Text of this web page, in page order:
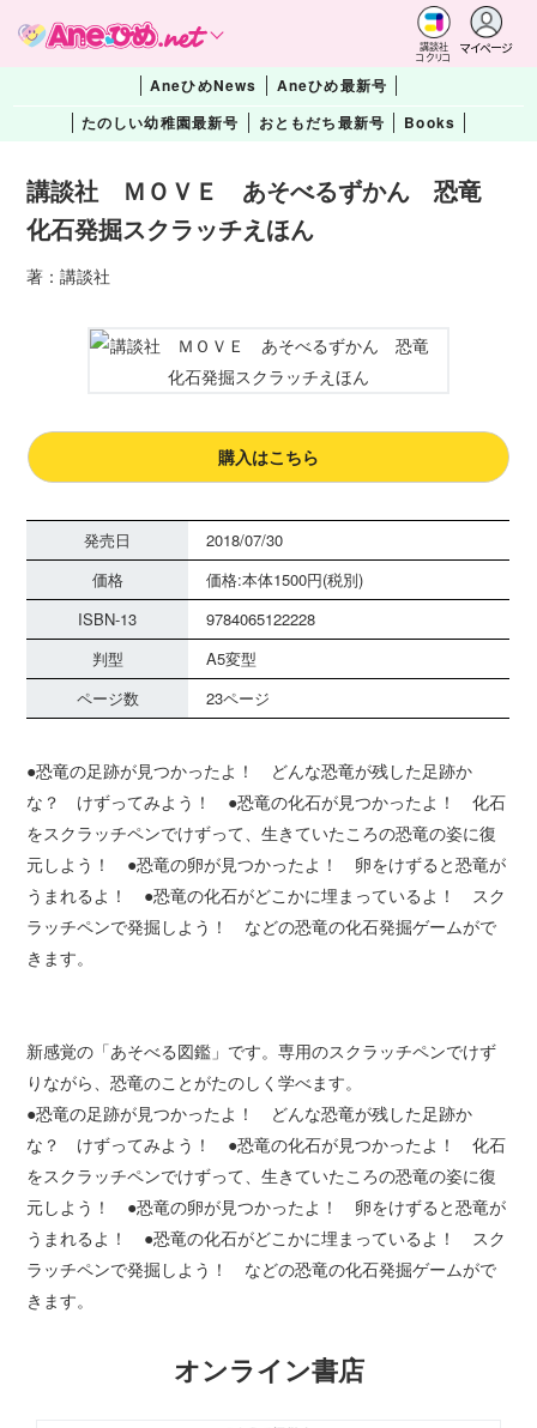
講談社
コクリコ
マイページ
AneひめNews
Aneひめ最新号
たのしい幼稚園最新号
おともだち最新号 Books
講談社 ＭＯＶＥ あそべるずかん 恐竜
化石発掘スクラッチえほん
著：講談社
購入はこちら
発売日
2018/07/30
価格
価格:本体1500円(税別)
ISBN-13
9784065122228
判型
A5変型
ページ数
23ページ
●恐竜の足跡が見つかったよ！ どんな恐竜が残した足跡か
な？ けずってみよう！ ●恐竜の化石が見つかったよ！ 化石
をスクラッチペンでけずって、生きていたころの恐竜の姿に復
元しよう！ ●恐竜の卵が見つかったよ！ 卵をけずると恐竜が
うまれるよ！ ●恐竜の化石がどこかに埋まっているよ！ スク
ラッチペンで発掘しよう！ などの恐竜の化石発掘ゲームがで
きます。
新感覚の「あそべる図鑑」です。専用のスクラッチペンでけず
りながら、恐竜のことがたのしく学べます。
●恐竜の足跡が見つかったよ！ どんな恐竜が残した足跡か
な？ けずってみよう！ ●恐竜の化石が見つかったよ！ 化石
をスクラッチペンでけずって、生きていたころの恐竜の姿に復
元しよう！ ●恐竜の卵が見つかったよ！ 卵をけずると恐竜が
うまれるよ！ ●恐竜の化石がどこかに埋まっているよ！ スク
ラッチペンで発掘しよう！ などの恐竜の化石発掘ゲームがで
きます。
オンライン書店